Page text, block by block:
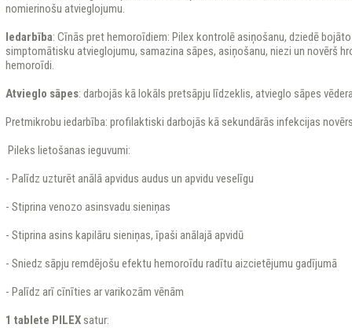
nomierinošu atvieglojumu.
Iedarbība: Cīnās pret hemoroīdiem: Pilex kontrolē asiņošanu, dziedē
simptomātisku atvieglojumu, samazina sāpes, asiņošanu, niezi un novērš
hemoroīdi.
Atvieglo sāpes: darbojās kā lokāls pretsāpju līdzeklis, atvieglo sāpes
Pretmikrobu iedarbība: profilaktiski darbojās kā sekundārās infekcijas
Pileks lietošanas ieguvumi:
- Palīdz uzturēt anālā apvidus audus un apvidu veselīgu
- Stiprina venozo asinsvadu sieniņas
- Stiprina asins kapilāru sieniņas, īpaši anālajā apvidū
- Sniedz sāpju remdējošu efektu hemoroīdu radītu aizcietējumu gadījumā
- Palīdz arī cīnīties ar varikozām vēnām
1 tablete PILEXsatur: